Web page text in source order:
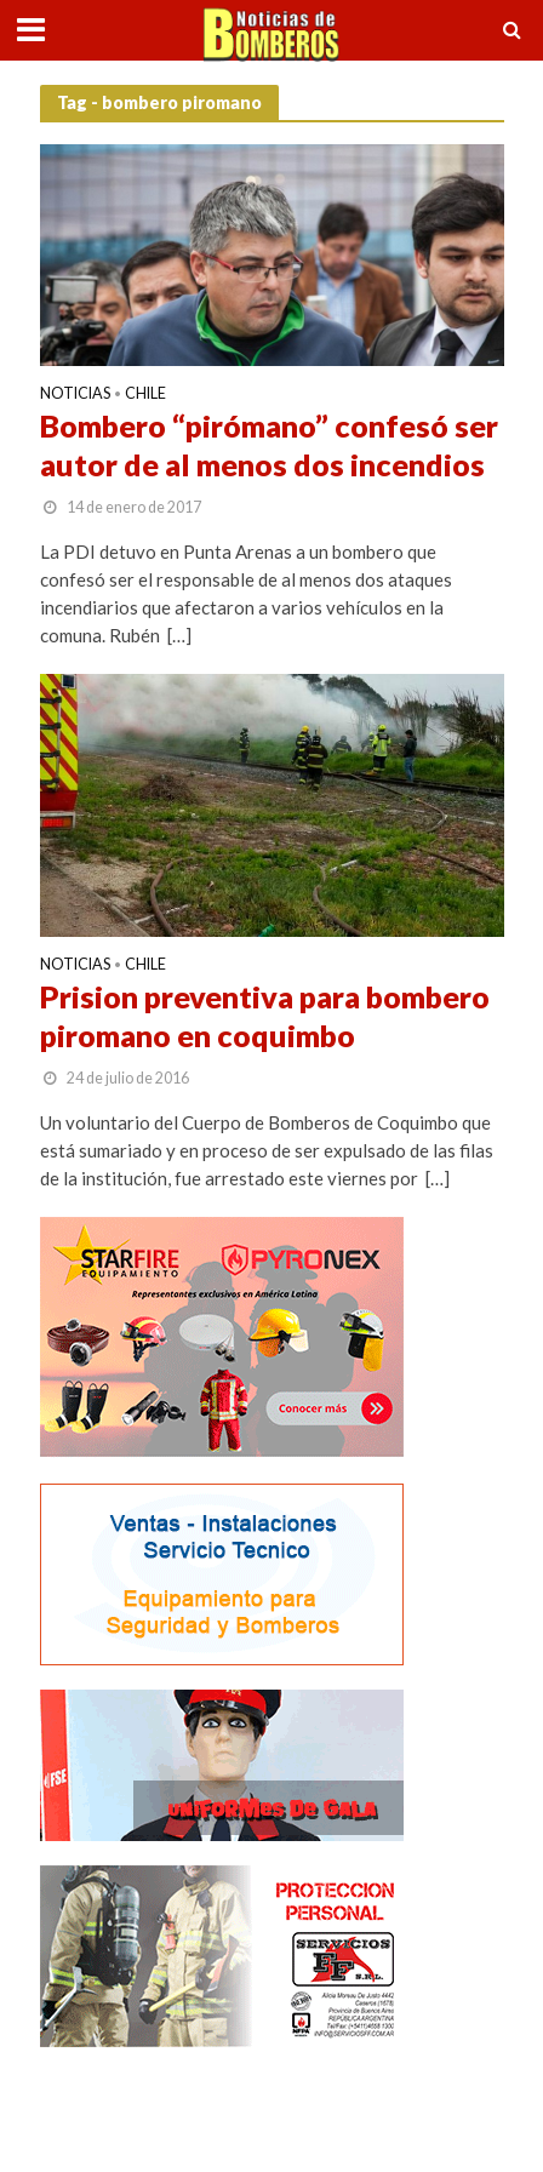
Tag - bombero piromano
NOTICIAS • CHILE
Bombero “pirómano” confesó ser
autor de al menos dos incendios
14 de enero de 2017
La PDI detuvo en Punta Arenas a un bombero que
confesó ser el responsable de al menos dos ataques
incendiarios que afectaron a varios vehículos en la
comuna. Rubén […]
NOTICIAS • CHILE
Prision preventiva para bombero
piromano en coquimbo
24 de julio de 2016
Un voluntario del Cuerpo de Bomberos de Coquimbo que
está sumariado y en proceso de ser expulsado de las filas
de la institución, fue arrestado este viernes por […]